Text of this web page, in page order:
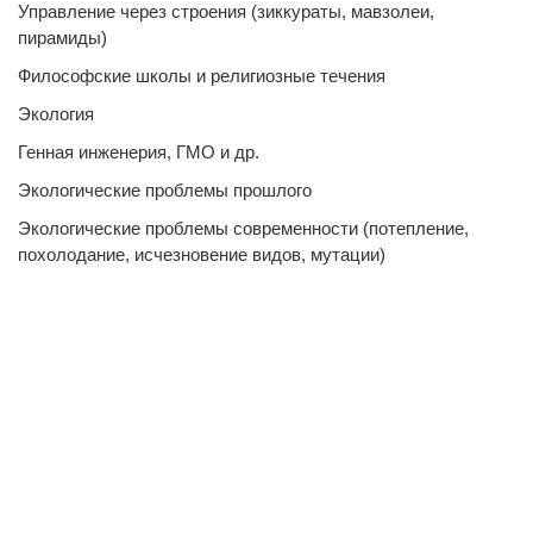
Управление через строения (зиккураты, мавзолеи,
пирамиды)
Философские школы и религиозные течения
Экология
Генная инженерия, ГМО и др.
Экологические проблемы прошлого
Экологические проблемы современности (потепление,
похолодание, исчезновение видов, мутации)